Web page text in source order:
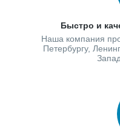
Быстро и
Наша компания
Петербургу,